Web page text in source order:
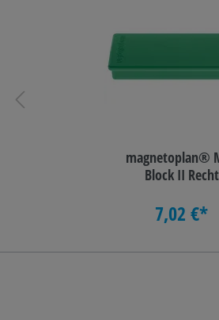
magnetoplan®
Block II
7,02 €*